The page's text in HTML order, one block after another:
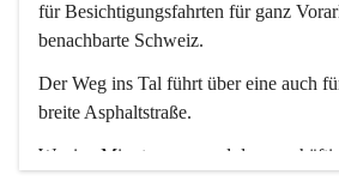
für Besichtigungsfahrten für ganz
benachbarte Schweiz.
Der Weg ins Tal führt über eine auch
breite Asphaltstraße.
Wenige Minuten nur, und das